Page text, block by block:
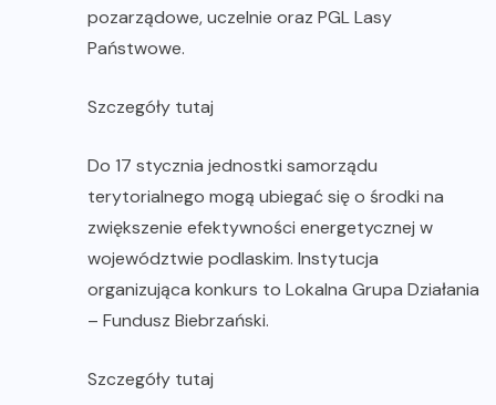
pozarządowe, uczelnie oraz PGL Lasy
Państwowe.
Szczegóły tutaj
Do 17 stycznia jednostki samorządu
terytorialnego mogą ubiegać się o środki na
zwiększenie efektywności energetycznej w
województwie podlaskim. Instytucja
organizująca konkurs to Lokalna Grupa Działania
– Fundusz Biebrzański.
Szczegóły tutaj